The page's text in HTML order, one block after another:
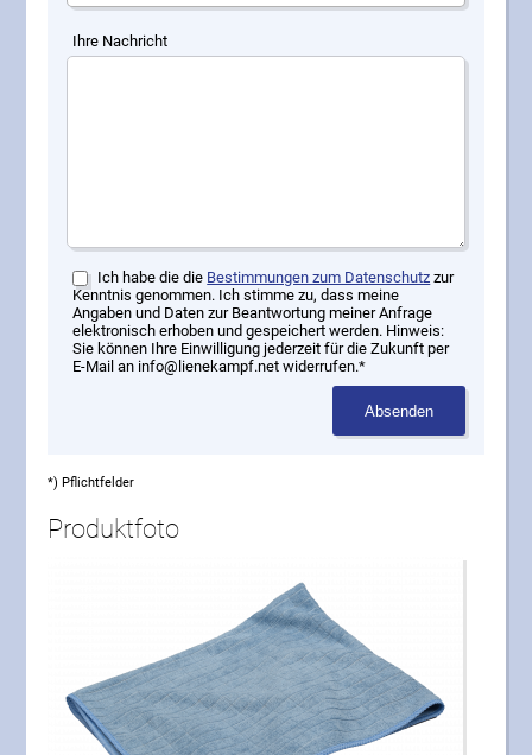
Ihre Nachricht
Ich habe die die Bestimmungen zum Datenschutz zur
Kenntnis genommen. Ich stimme zu, dass meine
Angaben und Daten zur Beantwortung meiner Anfrage
elektronisch erhoben und gespeichert werden. Hinweis:
Sie können Ihre Einwilligung jederzeit für die Zukunft per
E-Mail an info@lienekampf.net widerrufen.*
Absenden
*) Pflichtfelder
Produktfoto